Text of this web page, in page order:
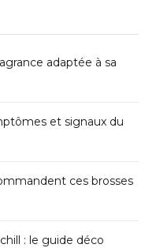
adaptée à sa
et signaux du
ces brosses
: le guide déco